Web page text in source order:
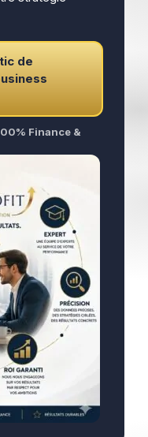
de
Finance &